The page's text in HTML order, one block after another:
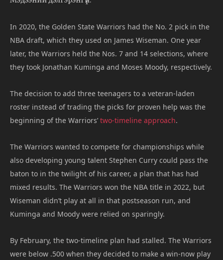
In 2020, the Golden State Warriors had the No. 2 pick in the
NBA draft, which they used on James Wiseman. One year
later, the Warriors held the Nos. 7 and 14 selections, where
they took Jonathan Kuminga and Moses Moody, respectively.
The decision to add three teenagers to a veteran-laden
roster instead of trading the picks for proven help was the
beginning of the Warriors’ two-timeline approach.
The Warriors wanted to compete for championships while
also developing young talent Stephen Curry could pass the
baton to in the twilight of his career, a plan that has had
mixed results. The Warriors won the NBA title in 2022, but
Wiseman didn’t play at all in that postseason run, and
Kuminga and Moody were relied on sparingly.
By February, the two-timeline plan had stalled. The Warriors
were below .500 when they decided to make a win-now play